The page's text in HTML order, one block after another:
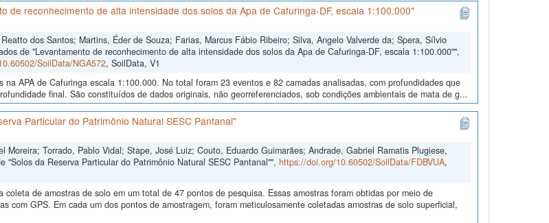
de reconhecimento de alta intensidade dos solos da Apa de Cafuringa-DF, escala 1:100.000"
dos Santos; Martins, Éder de Souza; Farias, Marcus Fábio Ribeiro; Silva, Angelo Valverde da; Spera, Sílvio
de "Levantamento de reconhecimento de alta intensidade dos solos da Apa de Cafuringa-DF, escala 1:100.000"",
SoilData/NGA572, SoilData, V1
na APA de Cafuringa escala 1:100.000. No total foram 23 eventos e 82 camadas analisadas, com profundidades que
final. São constituídos de dados originais, não georreferenciados, sob condições ambientais de mata de g...
Particular do Patrimônio Natural SESC Pantanal"
Moreira; Torrado, Pablo Vidal; Stape, José Luiz; Couto, Eduardo Guimarães; Andrade, Gabriel Ramatis Plugiese,
"Solos da Reserva Particular do Patrimônio Natural SESC Pantanal"", https://doi.org/10.60502/SoilData/FDBVUA,
coleta de amostras de solo em um total de 47 pontos de pesquisa. Essas amostras foram obtidas por meio de
com GPS. Em cada um dos pontos de amostragem, foram meticulosamente coletadas amostras de solo superficial,